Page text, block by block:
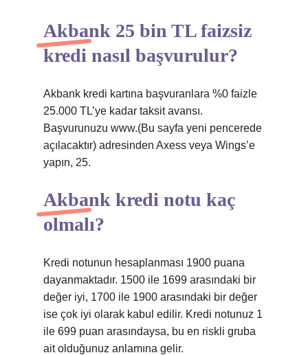
Akbank 25 bin TL faizsiz
kredi nasıl başvurulur?
Akbank kredi kartına başvuranlara %0 faizle
25.000 TL’ye kadar taksit avansı.
Başvurunuzu www.(Bu sayfa yeni pencerede
açılacaktır)​ adresinden Axess veya Wings’e
yapın, 25.
Akbank kredi notu kaç
olmalı?
Kredi notunun hesaplanması 1900 puana
dayanmaktadır. 1500 ile 1699 arasındaki bir
değer iyi, 1700 ile 1900 arasındaki bir değer
ise çok iyi olarak kabul edilir. Kredi notunuz 1
ile 699 puan arasındaysa, bu en riskli gruba
ait olduğunuz anlamına gelir.